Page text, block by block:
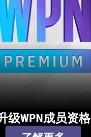
级WPN成员资格